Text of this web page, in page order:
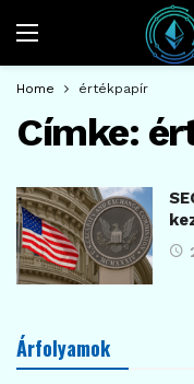
Home értékpapír
Címke:
Árfolyamok